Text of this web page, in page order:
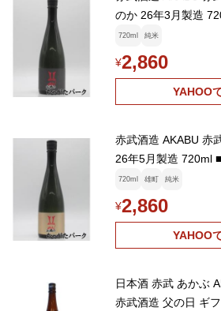
のか 26年3月製造
720ml 純米
¥2,860
YAHOO
赤武酒造 AKABU 赤
26年5月製造 720ml
720ml 雄町 純米
¥2,860
YAHOO
日本酒 赤武 あかぶ
赤武酒造 父の日 ギ